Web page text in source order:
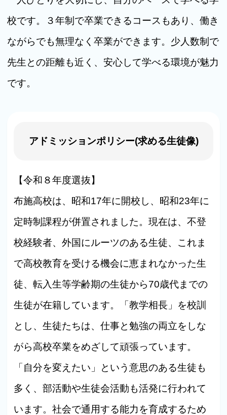
校です。３年制で卒業できるコースもあり、働き
ながらでも無理なく卒業ができます。少人数制で
先生との距離も近く、安心して学べる環境が魅力
です。
アドミッションポリシー(求める生徒像)
【令和８年度選抜】
布施高校は、昭和17年に開校し、昭和23年に
定時制課程が併置されました。現在は、不登
校経験者、外国にルーツのある生徒、これま
で高校教育を受ける機会に恵まれなかった生
徒、転入生等学齢期の生徒から70歳代までの
生徒が在籍しています。「教学相長」を校訓
とし、生徒たちは、仕事と勉強の両立をしな
がら高校卒業をめざして頑張っています。
「自分を変えたい」という意思のある生徒も
多く、部活動や生徒会活動も活発に行われて
います。社会で通用する能力を育成するため